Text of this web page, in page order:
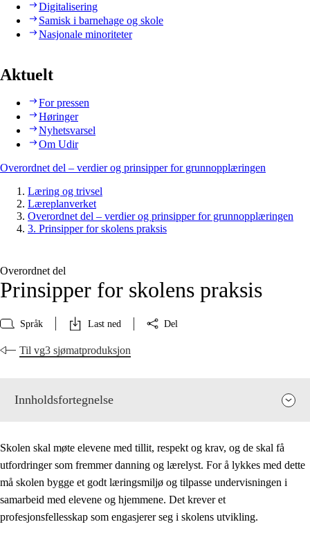
Digitalisering
Samisk i barnehage og skole
Nasjonale minoriteter
Aktuelt
For pressen
Høringer
Nyhetsvarsel
Om Udir
Overordnet del – verdier og prinsipper for grunnopplæringen
Læring og trivsel
Læreplanverket
Overordnet del – verdier og prinsipper for grunnopplæringen
3. Prinsipper for skolens praksis
Overordnet del
Prinsipper for skolens praksis
Språk Last ned Del
Til vg3 sjømatproduksjon
Innholdsfortegnelse
Skolen skal møte elevene med tillit, respekt og krav, og de skal få
utfordringer som fremmer danning og lærelyst. For å lykkes med dette
må skolen bygge et godt læringsmiljø og tilpasse undervisningen i
samarbeid med elevene og hjemmene. Det krever et
profesjonsfellesskap som engasjerer seg i skolens utvikling.